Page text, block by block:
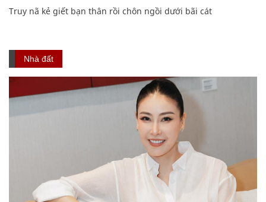
Truy nã kẻ giết bạn thân rồi chôn ngồi dưới bãi cát
Nhà đất